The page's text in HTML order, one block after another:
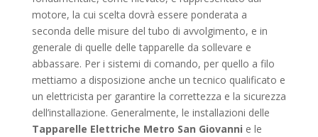
motore, la cui scelta dovrà essere ponderata a
seconda delle misure del tubo di avvolgimento, e in
generale di quelle delle tapparelle da sollevare e
abbassare. Per i sistemi di comando, per quello a filo
mettiamo a disposizione anche un tecnico qualificato e
un elettricista per garantire la correttezza e la sicurezza
dell’installazione. Generalmente, le installazioni delle
Tapparelle Elettriche Metro San Giovanni e le